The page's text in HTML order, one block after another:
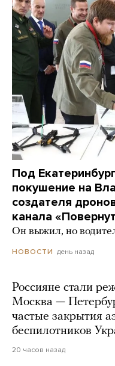
Под
покушение на
создателя
канала
Он выжил, но
НОВОСТИ день назад
Россияне стали
Москва —
частые закрытия
беспилотников
20 часов назад